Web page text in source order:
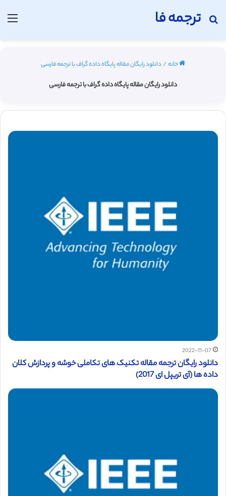
ترجمه فا
جستجو برای
خانه/ دانلود رایگان مقاله پایگاه داده گراف با ترجمه فارسی
دانلود رایگان مقاله پایگاه داده گراف با ترجمه فارسی
2022-11-07
دانلود رایگان ترجمه مقاله تکنیک های تکاملی خوشه و پردازش کلان
داده ها (آی تریپل ای 2017)